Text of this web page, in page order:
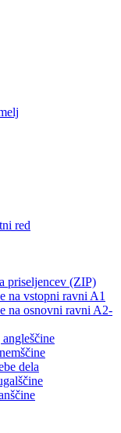
red
priseljencev (ZIP)
na vstopni ravni A1
na osnovni ravni A2-
dela